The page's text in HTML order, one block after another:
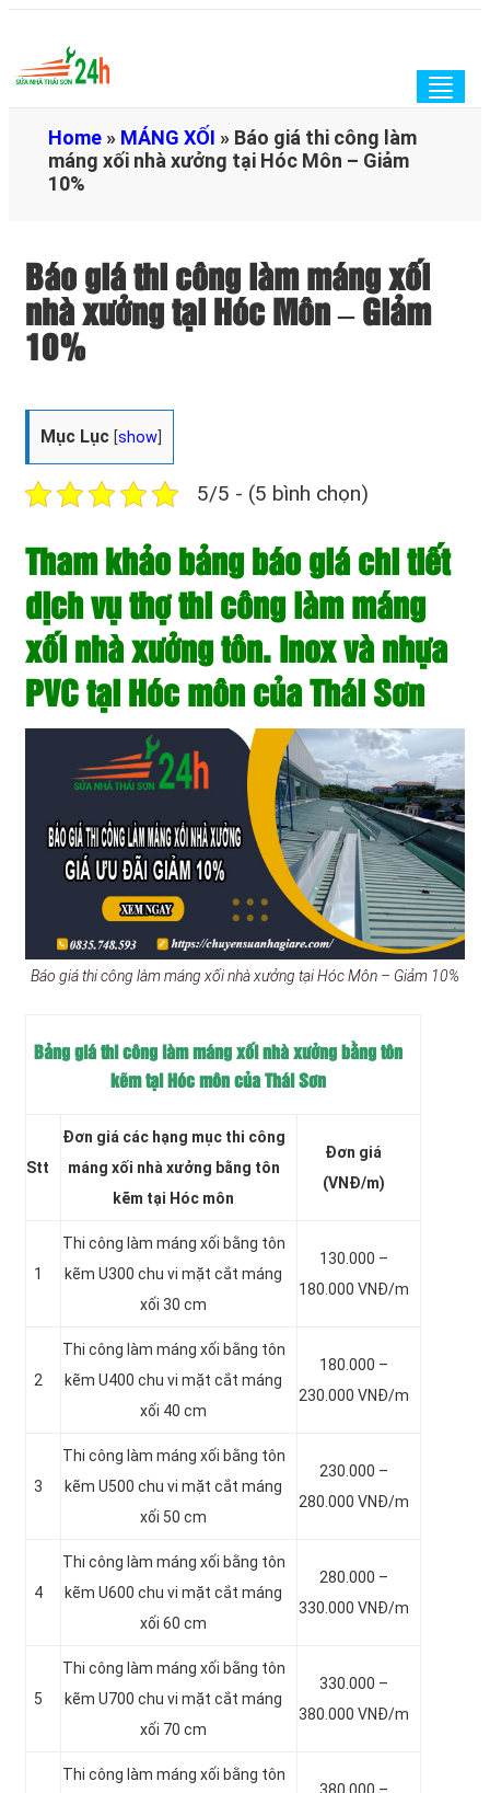
Home » MÁNG XỐI » Báo giá thi công làm
máng xối nhà xưởng tại Hóc Môn – Giảm
10%
Báo giá thi công làm máng xối
nhà xưởng tại Hóc Môn – Giảm
10%
Mục Lục [show
5/5 - (5 bình chọn)
Tham khảo bảng báo giá chi tiết
dịch vụ thợ thi công làm máng
xối nhà xưởng tôn. Inox và nhựa
PVC tại Hóc môn của Thái Sơn
Báo giá thi công làm máng xối nhà xưởng tại Hóc Môn – Giảm 10%
Bảng giá thi công làm máng xối nhà xưởng bằng tôn
kẽm tại Hóc môn của Thái Sơn
Stt
Đơn giá các hạng mục thi công
máng xối nhà xưởng bằng tôn
kẽm tại Hóc môn
Đơn giá
(VNĐ/m)
1
Thi công làm máng xối bằng tôn
kẽm U300 chu vi mặt cắt máng
xối 30 cm
130.000 –
180.000 VNĐ/m
2
Thi công làm máng xối bằng tôn
kẽm U400 chu vi mặt cắt máng
xối 40 cm
180.000 –
230.000 VNĐ/m
3
Thi công làm máng xối bằng tôn
kẽm U500 chu vi mặt cắt máng
xối 50 cm
230.000 –
280.000 VNĐ/m
4
Thi công làm máng xối bằng tôn
kẽm U600 chu vi mặt cắt máng
xối 60 cm
280.000 –
330.000 VNĐ/m
5
Thi công làm máng xối bằng tôn
kẽm U700 chu vi mặt cắt máng
xối 70 cm
330.000 –
380.000 VNĐ/m
Thi công làm máng xối bằng tôn